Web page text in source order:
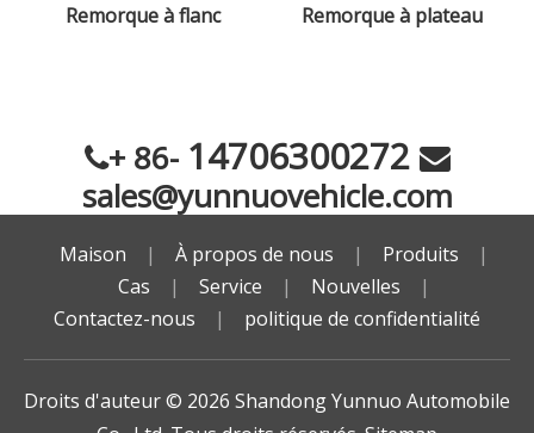
Remorque à flanc Remorque à plateau
+ 86- 14706300272 
sales@yunnuovehicle.com
Maison | À propos de nous | Produits
|
Cas
| Service | Nouvelles
|
Contactez-nous
| politique de confidentialité
Droits d'auteur ©️ 2026 Shandong Yunnuo Automobile